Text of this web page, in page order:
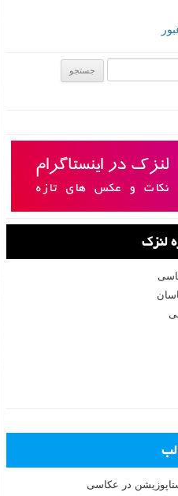
لنزک
در عکاسی